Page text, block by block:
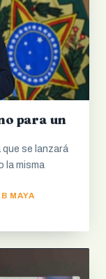
para un
que se lanzará
la misma
MAYA